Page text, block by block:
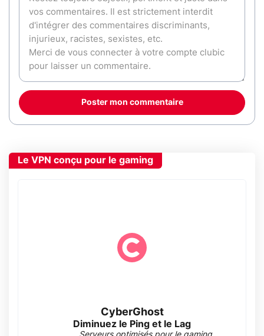
Poster mon commentaire
Le VPN conçu pour le gaming
CyberGhost
Diminuez le Ping et le Lag